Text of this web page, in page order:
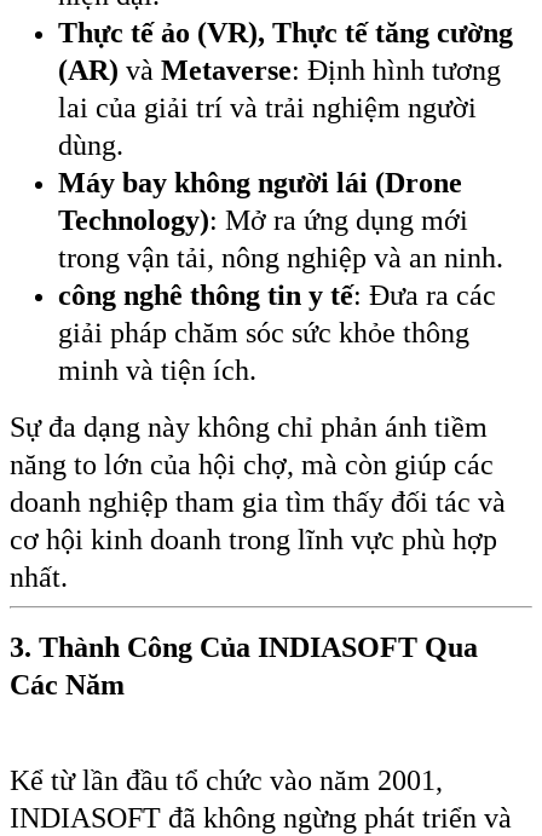
Thực tế ảo (VR), Thực tế tăng cường
(AR) và Metaverse: Định hình tương
lai của giải trí và trải nghiệm người
dùng.
Máy bay không người lái (Drone
Technology): Mở ra ứng dụng mới
trong vận tải, nông nghiệp và an ninh.
công nghê thông tin y tế: Đưa ra các
giải pháp chăm sóc sức khỏe thông
minh và tiện ích.
Sự đa dạng này không chỉ phản ánh tiềm
năng to lớn của hội chợ, mà còn giúp các
doanh nghiệp tham gia tìm thấy đối tác và
cơ hội kinh doanh trong lĩnh vực phù hợp
nhất.
3. Thành Công Của INDIASOFT Qua
Các Năm
Kể từ lần đầu tổ chức vào năm 2001,
INDIASOFT đã không ngừng phát triển và